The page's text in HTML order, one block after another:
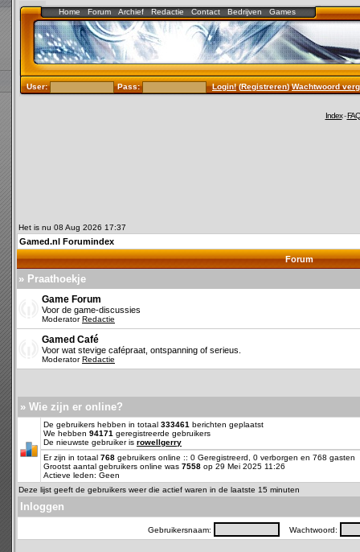
Home Forum Archief Redactie Contact Bedrijven Games
User: Pass: Login!(Registreren)Wachtwoord
Index-FAQ
Het is nu 08 Aug 2026 17:37
Gamed.nl Forumindex
Forum
» Praathoekje
Game Forum
Voor de game-discussies
ModeratorRedactie
Gamed Café
Voor wat stevige cafépraat, ontspanning of serieus.
ModeratorRedactie
» Wie zijn er online?
De gebruikers hebben in totaal 333461 berichten geplaatst
We hebben 94171 geregistreerde gebruikers
De nieuwste gebruiker is rowellgerry
Er zijn in totaal 768 gebruikers online :: 0 Geregistreerd, 0 verborgen en 768
Grootst aantal gebruikers online was 7558 op 29 Mei 2025 11:26
Actieve leden: Geen
Deze lijst geeft de gebruikers weer die actief waren in de laatste 15 minuten
Inloggen
Gebruikersnaam: Wachtwoord: